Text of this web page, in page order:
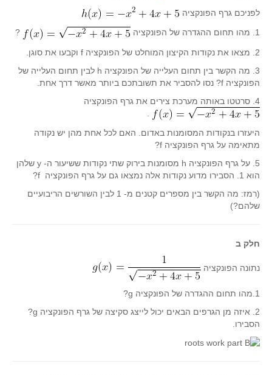
בעיות מילוליות
עולם המספרים
פונקציות וחדו"א
חוקיות והפונקציה
פונקציה ריבועית
פונקצית הערך המוחלט
פונקצית השורש
פונקציה רציונאלית
קעירות ונקודות פיתול
במבט נוסף
בעקבות מבחנים
המלצות השבוע
מתנות קטנות
לפניכם גרף הפונקציה
1. מהו תחום ההגדרה של הפונקציה ?
2. מצאו את נקודות הקיצון המוחלט של הפונקציה f וקבעו את סוגן.
3. מה הקשר בין תחום העלייה של הפונקציה h לבין תחום העלייה של
הפונקציה f? נסו להסביר את תשובתכם ביותר מאשר דרך אחת.
4. סרטטו באותה מערכת צירים את גרף הפונקציה
היעזרו בנקודות המסומנות באדום. האם לכל אחת מהן יש נקודה
מתאימה על גרף הפונקציה f?
5. על גרף הפונקציה h מסומנות בירוק שתי נקודות ששיעור ה- y שלהן
הוא 1. הסבירו מדוע נקודות אלה נמצאו גם על גרף הפונקציה f?
(רמז: מה הקשר בין מספרים קטנים מ- 1 לבין השורשים הריבועיים
שלהם?)
חלק ב
נתונה הפונקציה
1.מהו תחום ההגדרה של הפונקציה g?
2. איזה מן הגרפים הבאים יכול לייצג סקיצה של גרף הפונקציה g?
הסבירו.